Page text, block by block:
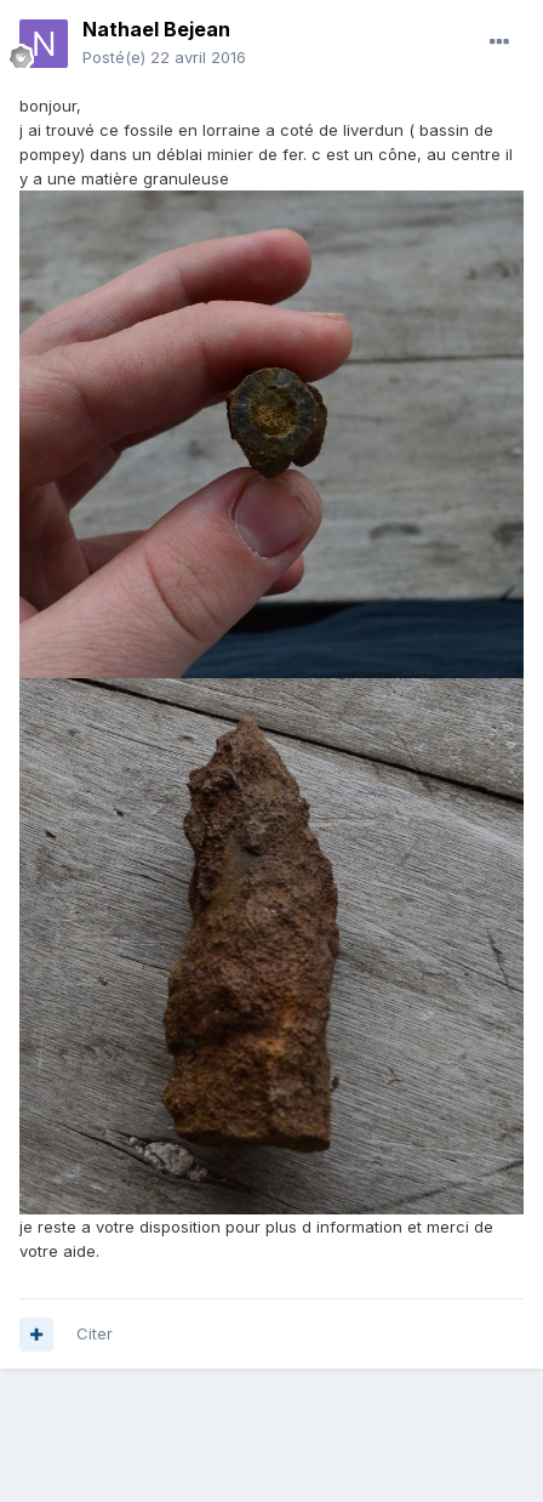
Nathael Bejean
Posté(e) 22 avril 2016
bonjour,
j ai trouvé ce fossile en lorraine a coté de liverdun ( bassin de
pompey) dans un déblai minier de fer. c est un cône, au centre il
y a une matière granuleuse
je reste a votre disposition pour plus d information et merci de
votre aide.
Citer